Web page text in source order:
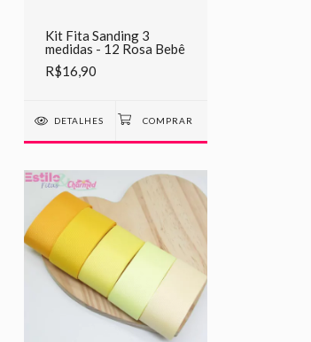
Kit Fita Sanding 3
medidas - 12 Rosa Bebê
R$16,90
DETALHES